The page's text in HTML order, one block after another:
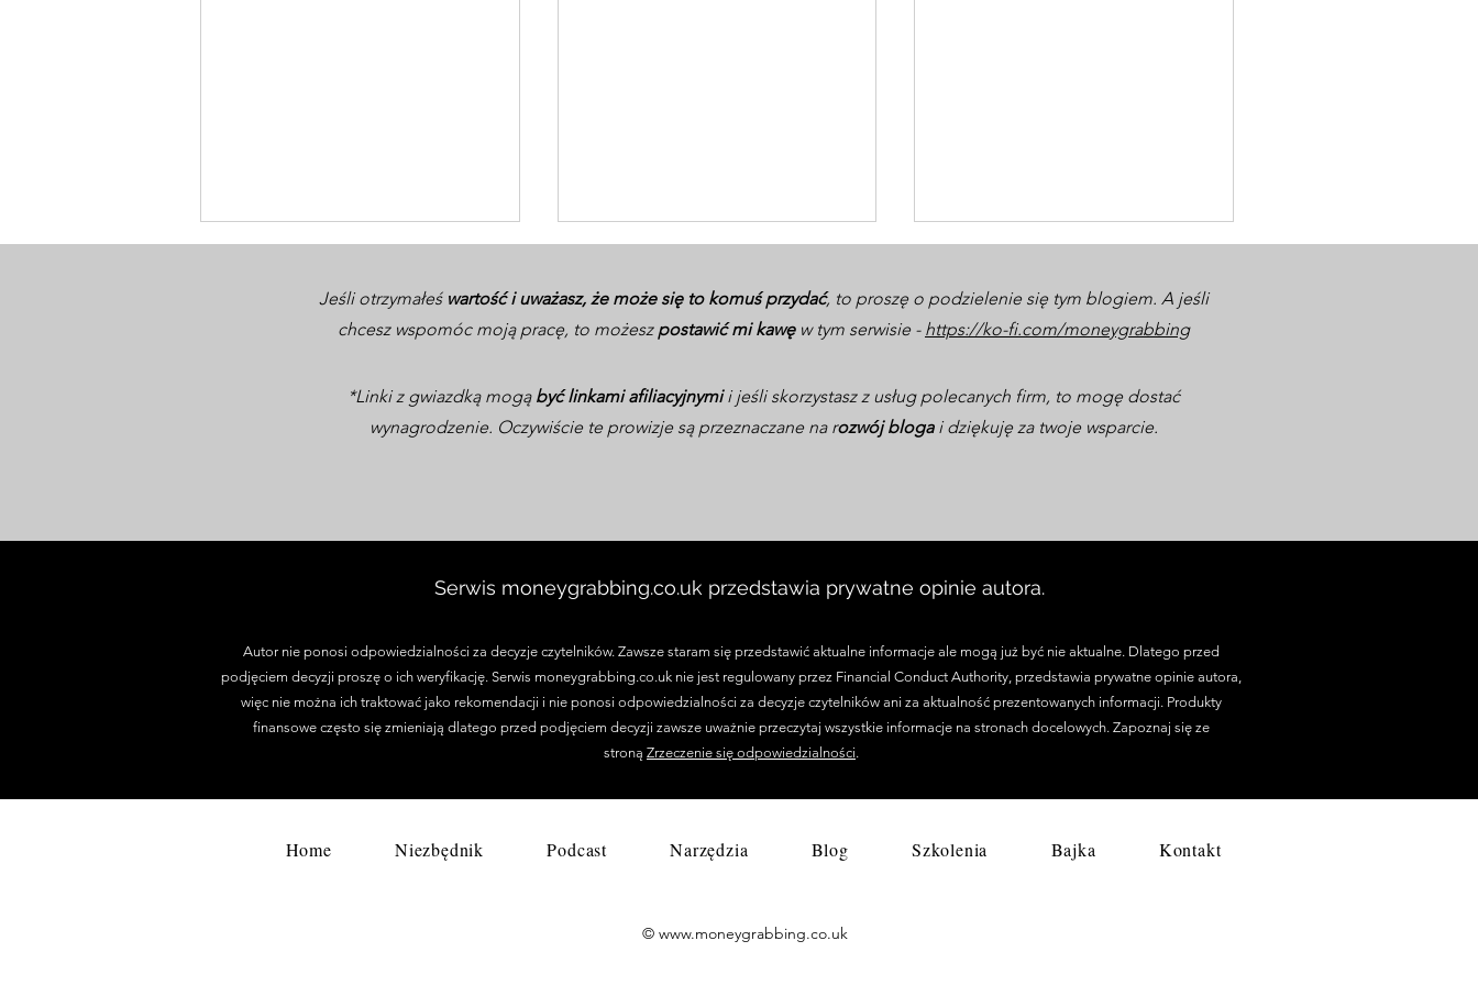
Aspire & Inspire –
Ruszam w trasę dla życia!
9 kroków od najemcy do
Jeśli otrzymałeś wartość i uważasz, że może się to komuś przydać, to proszę o podzielenie się tym blogiem. A jeśli
chcesz wspomóc moją pracę, to możesz postawić mi kawęw tym serwisie - https://ko-fi.com/moneygrabbing
*Linki z gwiazdką mogą być linkami afiliacyjnymii jeśli skorzystasz z usług polecanych firm, to mogę dostać
wynagrodzenie. Oczywiście te prowizje są przeznaczane na rozwój blogai dziękuję za twoje wsparcie.
Serwis moneygrabbing.co.uk przedstawia prywatne opinie autora.
Autor nie ponosi odpowiedzialności za decyzje czytelników. Zawsze staram się przedstawić aktualne informacje ale mogą już być nie aktualne. Dlatego przed
podjęciem decyzji proszę o ich weryfikację. Serwis moneygrabbing.co.uk nie jest regulowany przez Financial Conduct Authority, przedstawia prywatne opinie autora,
więc nie można ich traktować jako rekomendacji i nie ponosi odpowiedzialności za decyzje czytelników ani za aktualność prezentowanych informacji. Produkty
finansowe często się zmieniają dlatego przed podjęciem decyzji zawsze uważnie przeczytaj wszystkie informacje na stronach docelowych. Zapoznaj się ze
stroną Zrzeczenie się odpowiedzialności.
Home Niezbędnik Podcast Narzędzia Blog Szkolenia Bajka Kontakt
© www.moneygrabbing.co.uk